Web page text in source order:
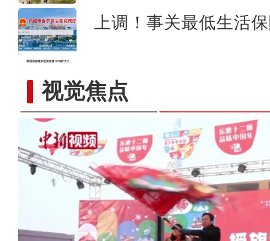
上调！事关最低生活
视觉焦点零下20度 新疆少年享受奔跑